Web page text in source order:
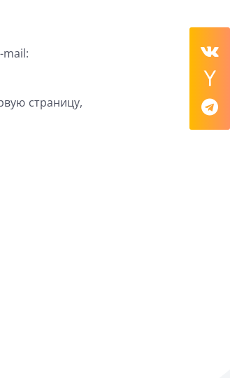
mail:
страницу,